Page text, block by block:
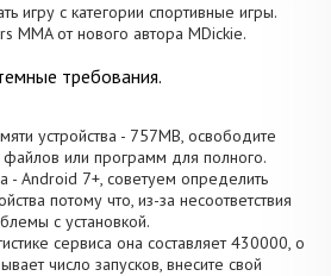
игру с категории спортивные игры.
MMA от нового автора MDickie.
требования.
устройства - 757MB, освободите
файлов или программ для полного.
- Android 7+, советуем определить
потому что, из-за несоответствия
с установкой.
сервиса она составляет 430000, о
число запусков, внесите свой